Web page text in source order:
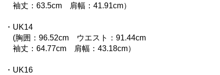
袖丈：63.5cm 肩幅：41.91cm）
・UK14
(胸囲：96.52cm ウエスト：91.44cm
袖丈：64.77cm 肩幅：43.18cm）
・UK16